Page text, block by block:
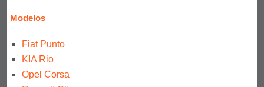
Modelos
Fiat Punto
KIA Rio
Opel Corsa